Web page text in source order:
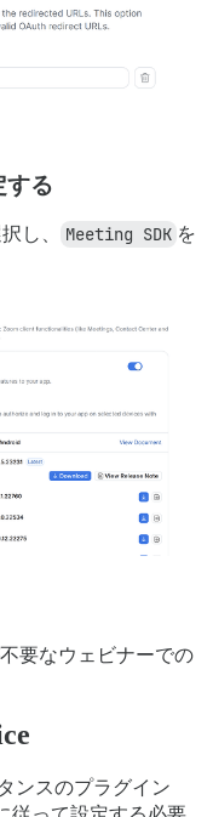
する
し、 Meeting SDK を
要なウェビナーでの
ンスのプラグイン